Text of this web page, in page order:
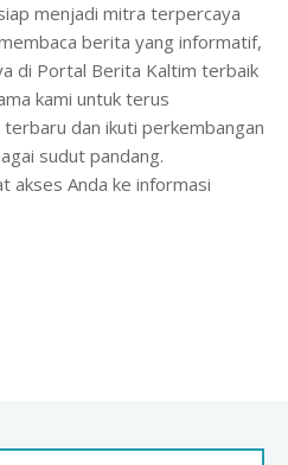
menjadi mitra terpercaya
berita yang informatif,
di Portal Berita Kaltim terbaik
kami untuk terus
dan ikuti perkembangan
sudut pandang.
akses Anda ke informasi